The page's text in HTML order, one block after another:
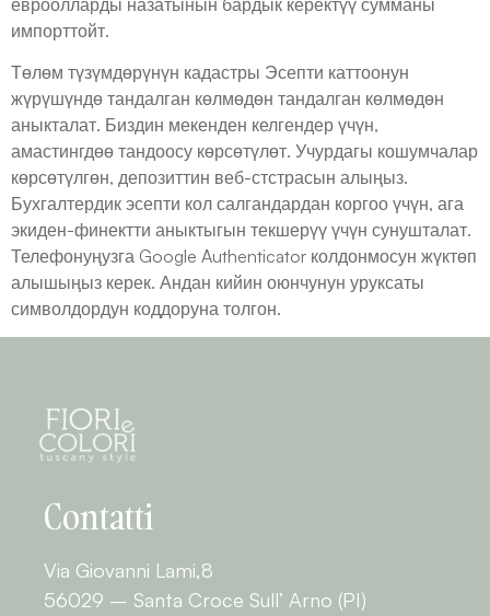
импорттойт.
Төлөм түзүмдөрүнүн кадастры Эсепти каттоонун
жүрүшүндө тандалган көлмөдөн тандалган көлмөдөн
аныкталат. Биздин мекенден келгендер үчүн,
амастингдөө тандоосу көрсөтүлөт. Учурдагы кошумчалар
көрсөтүлгөн, депозиттин веб-стстрасын алыңыз.
Бухгалтердик эсепти кол салгандардан коргоо үчүн, ага
экиден-финектти аныктыгын текшерүү үчүн сунушталат.
Телефонуңузга Google Authenticator колдонмосун жүктөп
алышыңыз керек. Андан кийин оюнчунун уруксаты
символдордун коддоруна толгон.
Contatti
Via Giovanni Lami,8
56029 – Santa Croce Sull’ Arno (PI)